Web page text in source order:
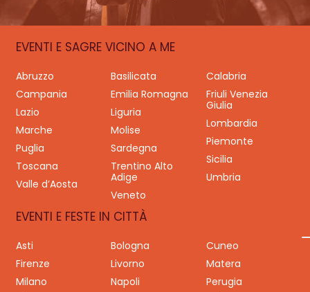
EVENTI E SAGRE VICINO A ME
Abruzzo Basilicata
Calabria
Campania
Emilia Romagna
Friuli Venezia
Giulia
Lazio
Liguria
Lombardia
Marche
Molise
Piemonte
Puglia
Sardegna
Sicilia
Toscana
Trentino Alto
Adige
Umbria
Valle d’Aosta
Veneto
EVENTI E FESTE IN CITTÀ
Asti Bologna
Cuneo
Firenze
Livorno
Matera
Milano
Napoli
Perugia